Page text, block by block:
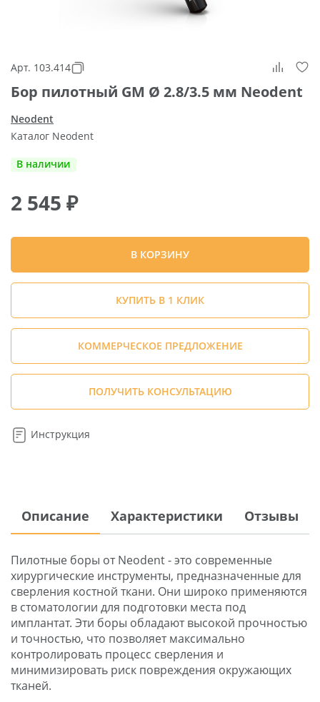
Арт. 103.414
Бор пилотный GM Ø 2.8/3.5 мм Neodent
Neodent
Каталог Neodent
В наличии
2 545 ₽
В КОРЗИНУ
КУПИТЬ В 1 КЛИК
КОММЕРЧЕСКОЕ ПРЕДЛОЖЕНИЕ
ПОЛУЧИТЬ КОНСУЛЬТАЦИЮ
Инструкция
Описание Характеристики Отзывы
Пилотные боры от Neodent - это современные
хирургические инструменты, предназначенные для
сверления костной ткани. Они широко применяются
в стоматологии для подготовки места под
имплантат. Эти боры обладают высокой прочностью
и точностью, что позволяет максимально
контролировать процесс сверления и
минимизировать риск повреждения окружающих
тканей.